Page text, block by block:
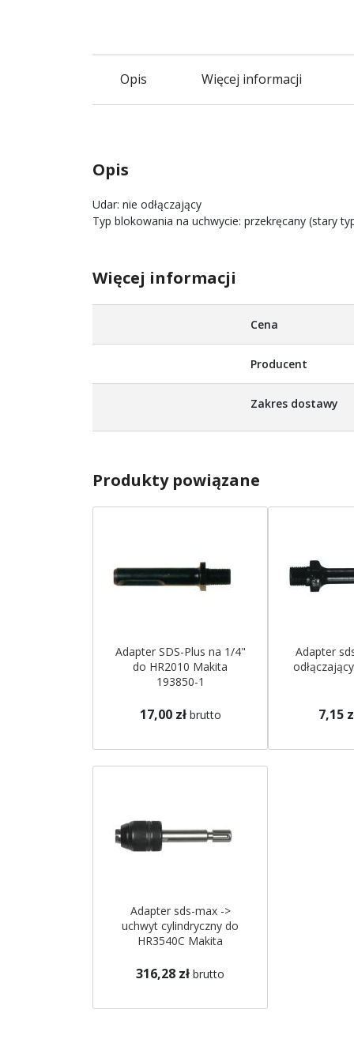
Opis Więcej informacji
Opis
Udar: nie odłączający
Typ blokowania na uchwycie: przekręcany (stary
Więcej informacji
Cena
Producent
Zakres dostawy
Produkty powiązane
Adapter SDS-Plus na 1/4"
do HR2010 Makita
193850-1
17,00 zł brutto
Adapter
7,15
Adapter sds-max ->
uchwyt cylindryczny do
HR3540C Makita
316,28 zł brutto